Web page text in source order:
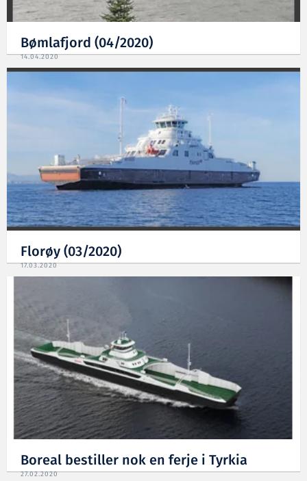
Bømlafjord (04/2020)
14.04.2020
Florøy (03/2020)
17.03.2020
Boreal bestiller nok en ferje i Tyrkia
27.02.2020